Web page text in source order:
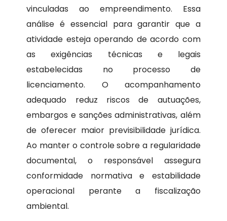
vinculadas ao empreendimento. Essa
análise é essencial para garantir que a
atividade esteja operando de acordo com
as exigências técnicas e legais
estabelecidas no processo de
licenciamento. O acompanhamento
adequado reduz riscos de autuações,
embargos e sanções administrativas, além
de oferecer maior previsibilidade jurídica.
Ao manter o controle sobre a regularidade
documental, o responsável assegura
conformidade normativa e estabilidade
operacional perante a fiscalização
ambiental.